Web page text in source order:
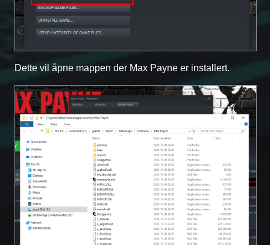
Dette vil åpne mappen der Max Payne er installert.